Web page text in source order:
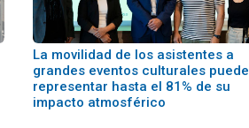
La movilidad de los asistentes a
grandes eventos culturales puede
representar hasta el 81% de su
impacto atmosférico